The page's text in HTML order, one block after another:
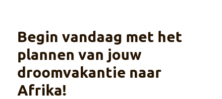
Begin vandaag met het
plannen van jouw
droomvakantie naar
Afrika!